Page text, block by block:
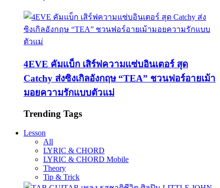
4EVE คัมแบ็ก เสิร์ฟความแซ่บอินเตอร์ สุด
Catchy ส่งซิงเกิลอังกฤษ “TEA” ชวนฟอร์อายเม้า
มอยความรักแบบตัวแม่
Trending Tags
Lesson
All
LYRIC & CHORD
LYRIC & CHORD Mobile
Theory
Tip & Trick